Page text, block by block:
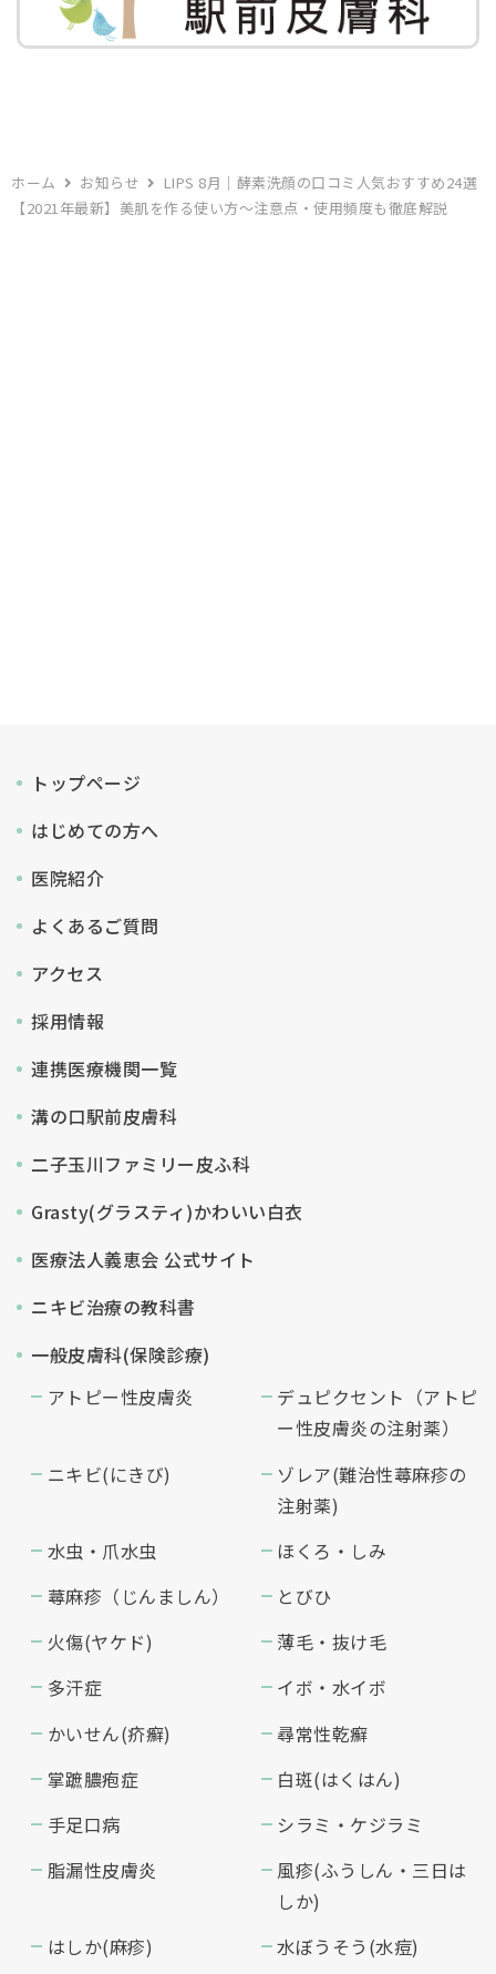
ホーム お知らせ
LIPS 8月｜酵素洗顔の口コミ人気おすすめ24選
【2021年最新】美肌を作る使い方～注意点・使用頻度も徹底解説
トップページ
はじめての方へ
医院紹介
よくあるご質問
アクセス
採用情報
連携医療機関一覧
溝の口駅前皮膚科
二子玉川ファミリー皮ふ科
Grasty(グラスティ)かわいい白衣
医療法人義恵会 公式サイト
ニキビ治療の教科書
一般皮膚科(保険診療)
アトピー性皮膚炎
デュピクセント（アトピ
ー性皮膚炎の注射薬）
ニキビ(にきび)
ゾレア(難治性蕁麻疹の
注射薬)
水虫・爪水虫
ほくろ・しみ
蕁麻疹（じんましん）
とびひ
火傷(ヤケド)
薄毛・抜け毛
多汗症
イボ・水イボ
かいせん(疥癬)
尋常性乾癬
掌蹠膿疱症
白斑(はくはん)
手足口病
シラミ・ケジラミ
脂漏性皮膚炎
風疹(ふうしん・三日は
しか)
はしか(麻疹)
水ぼうそう(水痘)